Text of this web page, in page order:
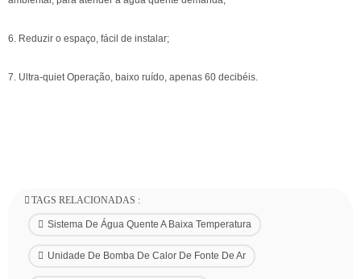
6. Reduzir o espaço, fácil de instalar;
7. Ultra-quiet Operação, baixo ruído, apenas 60 decibéis.
TAGS RELACIONADAS :
Sistema De Água Quente A Baixa Temperatura
Unidade De Bomba De Calor De Fonte De Ar